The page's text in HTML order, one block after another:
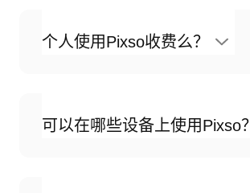
个人使用Pixso收费么？
可以在哪些设备上使用Pixso？